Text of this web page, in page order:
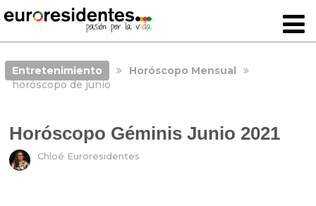
Entretenimiento
Horóscopo Mensual
horóscopo de junio
Horóscopo Géminis Junio 2021
Chloé Euroresidentes